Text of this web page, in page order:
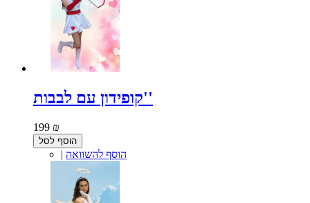
קופידון עם לבבות''
199 ₪
הוסף לסל
| הוסף להשוואה